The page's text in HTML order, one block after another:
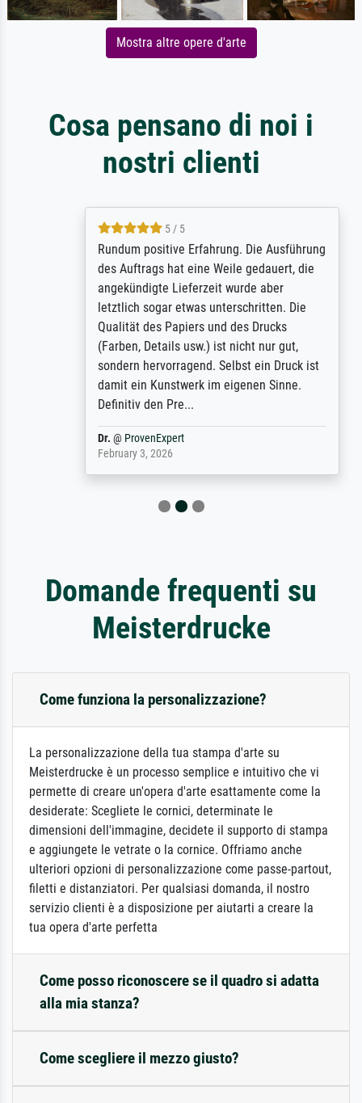
Mostra altre opere d'arte
Cosa pensano di noi i
nostri clienti
5 / 5
Rundum positive Erfahrung. Die Ausführung
des Auftrags hat eine Weile gedauert, die
angekündigte Lieferzeit wurde aber
letztlich sogar etwas unterschritten. Die
Qualität des Papiers und des Drucks
(Farben, Details usw.) ist nicht nur gut,
sondern hervorragend. Selbst ein Druck ist
damit ein Kunstwerk im eigenen Sinne.
Definitiv den Pre...
ProvenExpert
February 3, 2026
Domande frequenti su
Meisterdrucke
Come funziona la personalizzazione?
La personalizzazione della tua stampa d'arte su
Meisterdrucke è un processo semplice e intuitivo che vi
permette di creare un'opera d'arte esattamente come la
desiderate: Scegliete le cornici, determinate le
dimensioni dell'immagine, decidete il supporto di stampa
e aggiungete le vetrate o la cornice. Offriamo anche
ulteriori opzioni di personalizzazione come passe-partout,
filetti e distanziatori. Per qualsiasi domanda, il nostro
servizio clienti è a disposizione per aiutarti a creare la
tua opera d'arte perfetta
Come posso riconoscere se il quadro si adatta
alla mia stanza?
Come scegliere il mezzo giusto?